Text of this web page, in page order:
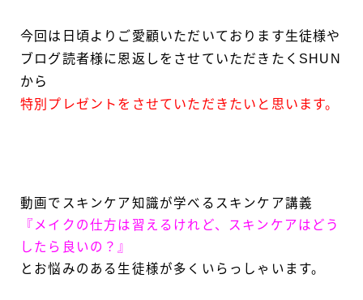
今回は日頃よりご愛顧いただいております生徒様や
ブログ読者様に恩返しをさせていただきたくSHUN
から
特別プレゼントをさせていただきたいと思います。
動画でスキンケア知識が学べるスキンケア講義
『メイクの仕方は習えるけれど、スキンケアはどう
したら良いの？』
とお悩みのある生徒様が多くいらっしゃいます。